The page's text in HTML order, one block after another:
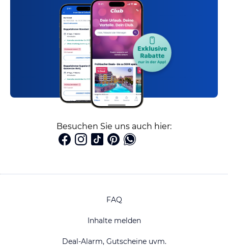
Besuchen Sie uns auch hier:
FAQ
Inhalte melden
Deal-Alarm, Gutscheine uvm.